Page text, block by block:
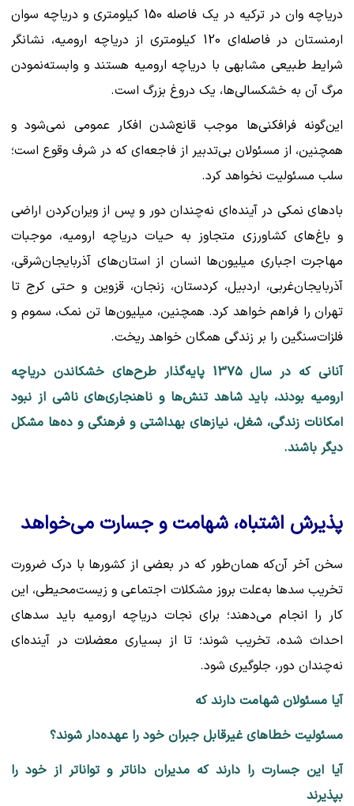
دریاچه‌ وان در ترکیه در یک فاصله 150 کیلومتری و دریاچه سوان
ارمنستان در فاصله‌ای 120 کیلومتری از دریاچه ارومیه، نشانگر
شرایط طبیعی مشابهی با دریاچه ارومیه هستند و وابسته‌نمودن
مرگ آن به خشکسالی‌ها، یک دروغ بزرگ است.
این‌گونه فرافکنی‌ها موجب قانع‌شدن افکار عمومی نمی‌شود و
همچنین، از مسئولان بی‌تدبیر از فاجعه‌ای که در شرف وقوع است؛
سلب مسئولیت نخواهد کرد.
بادهای نمکی در آینده‌ای نه‌چندان دور و پس از ویران‌کردن اراضی
و باغ‌های کشاورزی متجاوز به حیات دریاچه ارومیه، موجبات
مهاجرت اجباری میلیون‌ها انسان از استان‌های آذربایجان‌شرقی،
آذربایجان‌غربی، اردبیل، کردستان، زنجان، قزوین و حتی کرج تا
تهران را فراهم خواهد کرد. همچنین، میلیون‌ها تن نمک، سموم و
فلزات‌سنگین را بر زندگی همگان خواهد ریخت.
آنانی که در سال 13۷۵ پایه‌گذار طرح‌های خشکاندن دریاچه
ارومیه بودند، باید شاهد تنش‌ها و ناهنجاری‌های ناشی از نبود
امکانات زندگی، شغل، نیازهای بهداشتی و فرهنگی و ده‌ها مشکل
دیگر باشند.
پذیرش اشتباه، شهامت و جسارت می‌خواهد
سخن آخر آن‌که همان‌طور که در بعضی از کشورها با درک ضرورت
تخریب سدها به‌علت بروز مشکلات اجتماعی و زیست‌محیطی، این
کار را انجام می‌دهند؛ برای نجات دریاچه ارومیه باید سدهای
احداث شده، تخریب شوند؛ تا از بسیاری معضلات در آینده‌ای
نه‌چندان دور، جلوگیری شود.
آیا مسئولان شهامت دارند که
مسئولیت خطاهای غیرقابل جبران خود را عهده‌دار شوند؟
آیا این جسارت را دارند که مدیران داناتر و تواناتر از خود را
بپذیرند